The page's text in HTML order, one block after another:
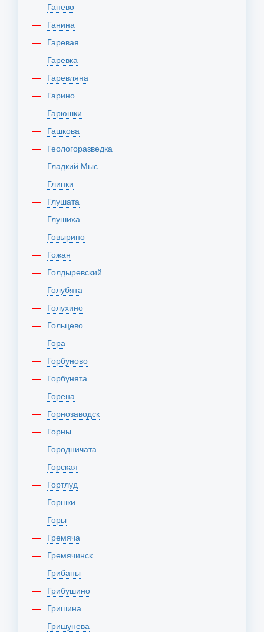
Ганево
Ганина
Гаревая
Гаревка
Гаревляна
Гарино
Гарюшки
Гашкова
Геологоразведка
Гладкий Мыс
Глинки
Глушата
Глушиха
Говырино
Гожан
Голдыревский
Голубята
Голухино
Гольцево
Гора
Горбуново
Горбунята
Горена
Горнозаводск
Горны
Городничата
Горская
Гортлуд
Горшки
Горы
Гремяча
Гремячинск
Грибаны
Грибушино
Гришина
Гришунева